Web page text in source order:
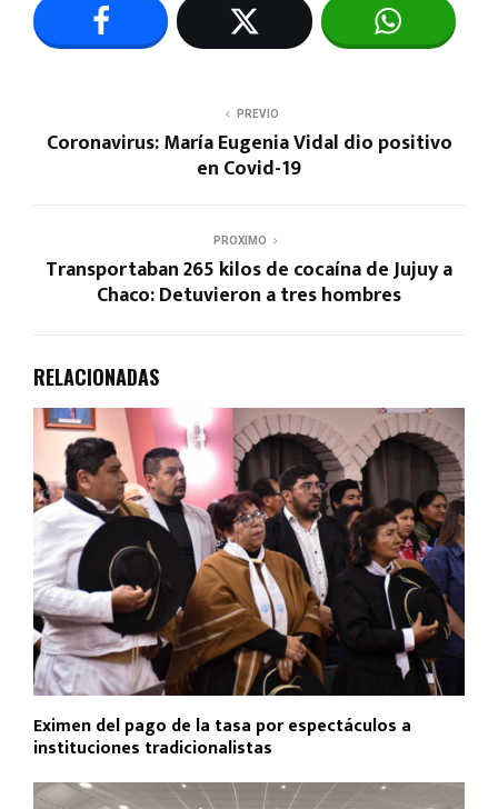
PREVIO
Coronavirus: María Eugenia Vidal dio positivo
en Covid-19
PROXIMO
Transportaban 265 kilos de cocaína de Jujuy a
Chaco: Detuvieron a tres hombres
RELACIONADAS
Eximen del pago de la tasa por espectáculos a
instituciones tradicionalistas